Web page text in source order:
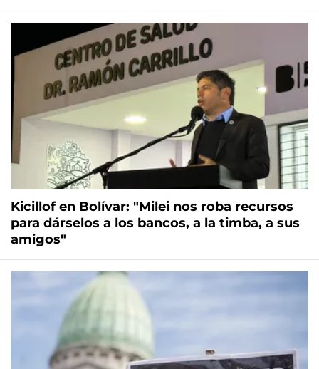
Kicillof en Bolívar: "Milei nos roba recursos
para dárselos a los bancos, a la timba, a sus
amigos"